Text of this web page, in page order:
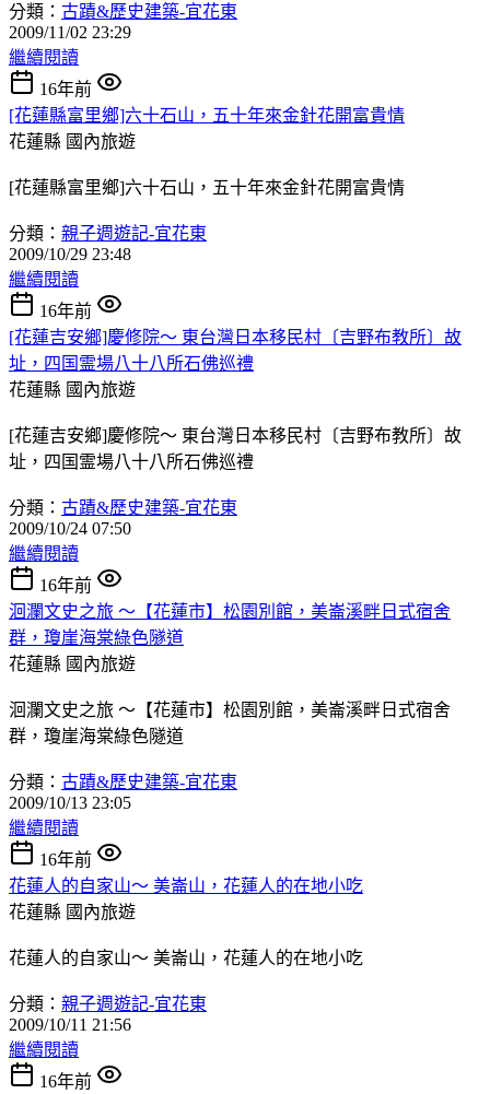
分類： 古蹟&歷史建築-宜花東
2009/11/02 23:29
繼續閱讀
16年前
[花蓮縣富里鄉]六十石山，五十年來金針花開富貴情
花蓮縣 國內旅遊
[花蓮縣富里鄉]六十石山，五十年來金針花開富貴情
分類： 親子週遊記-宜花東
2009/10/29 23:48
繼續閱讀
16年前
[花蓮吉安鄉]慶修院～ 東台灣日本移民村〔吉野布教所〕故
址，四国霊場八十八所石佛巡禮
花蓮縣 國內旅遊
[花蓮吉安鄉]慶修院～ 東台灣日本移民村〔吉野布教所〕故
址，四国霊場八十八所石佛巡禮
分類： 古蹟&歷史建築-宜花東
2009/10/24 07:50
繼續閱讀
16年前
洄瀾文史之旅 ～【花蓮市】松園別館，美崙溪畔日式宿舍
群，瓊崖海棠綠色隧道
花蓮縣 國內旅遊
洄瀾文史之旅 ～【花蓮市】松園別館，美崙溪畔日式宿舍
群，瓊崖海棠綠色隧道
分類： 古蹟&歷史建築-宜花東
2009/10/13 23:05
繼續閱讀
16年前
花蓮人的自家山～ 美崙山，花蓮人的在地小吃
花蓮縣 國內旅遊
花蓮人的自家山～ 美崙山，花蓮人的在地小吃
分類： 親子週遊記-宜花東
2009/10/11 21:56
繼續閱讀
16年前